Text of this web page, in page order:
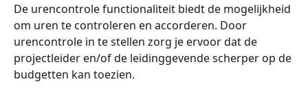
De urencontrole functionaliteit biedt de mogelijkheid
om uren te controleren en accorderen. Door
urencontrole in te stellen zorg je ervoor dat de
projectleider en/of de leidinggevende scherper op de
budgetten kan toezien.